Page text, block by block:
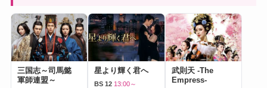
三国志～司馬懿
軍師連盟～
星より輝く君へ
BS 12 13:00～
武則天 -The
Empress-